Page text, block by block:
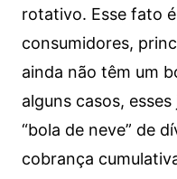
rotativo. Esse fato
consumidores,
ainda não têm um
alguns casos,
“bola de neve” de
cobrança